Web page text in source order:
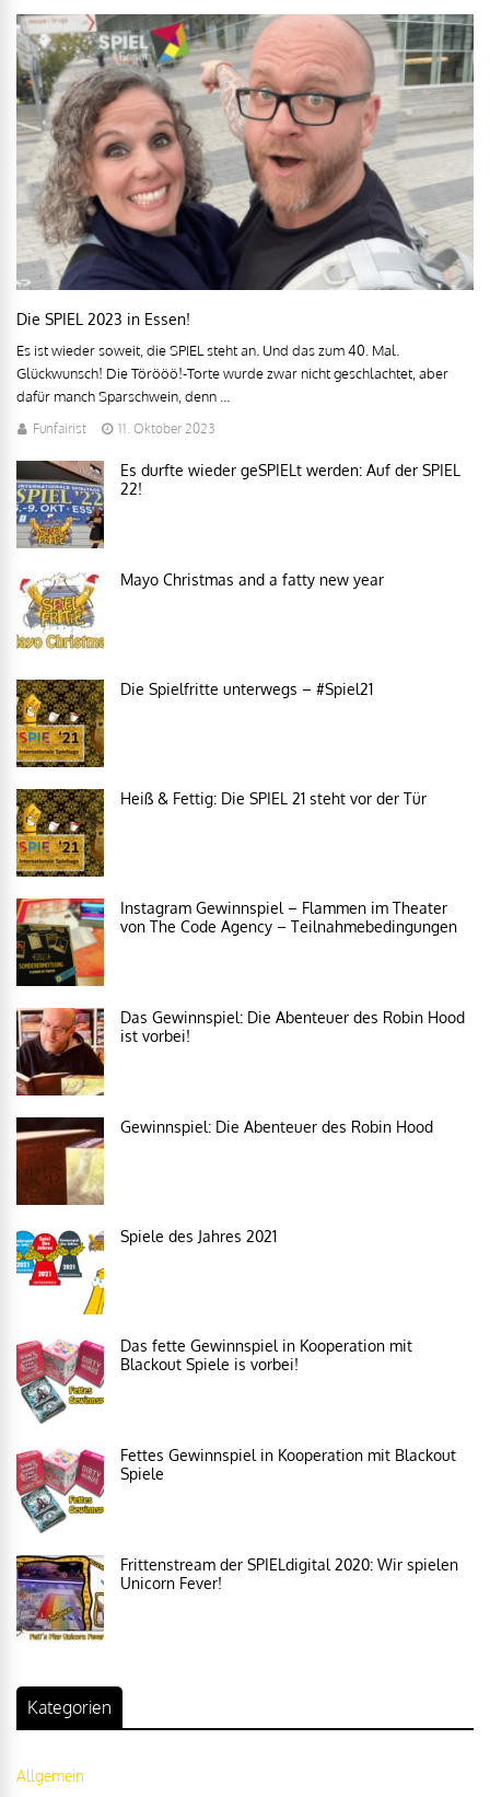
Die SPIEL 2023 in Essen!
Es ist wieder soweit, die SPIEL steht an. Und das zum 40. Mal.
Glückwunsch! Die Törööö!-Torte wurde zwar nicht geschlachtet, aber
dafür manch Sparschwein, denn ...
Funfairist 11. Oktober 2023
Es durfte wieder geSPIELt werden: Auf der SPIEL
22!
Mayo Christmas and a fatty new year
Die Spielfritte unterwegs – #Spiel21
Heiß & Fettig: Die SPIEL 21 steht vor der Tür
Instagram Gewinnspiel – Flammen im Theater
von The Code Agency – Teilnahmebedingungen
Das Gewinnspiel: Die Abenteuer des Robin Hood
ist vorbei!
Gewinnspiel: Die Abenteuer des Robin Hood
Spiele des Jahres 2021
Das fette Gewinnspiel in Kooperation mit
Blackout Spiele is vorbei!
Fettes Gewinnspiel in Kooperation mit Blackout
Spiele
Frittenstream der SPIELdigital 2020: Wir spielen
Unicorn Fever!
Kategorien
Allgemein